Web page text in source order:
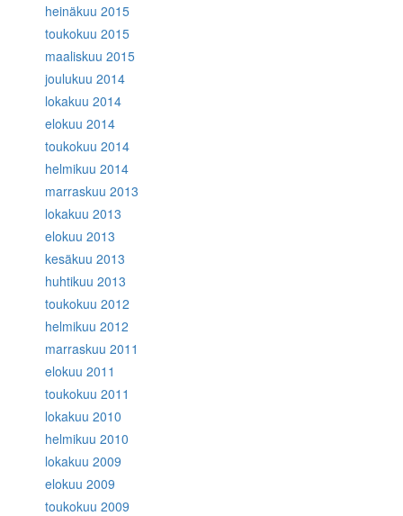
heinäkuu 2015
toukokuu 2015
maaliskuu 2015
joulukuu 2014
lokakuu 2014
elokuu 2014
toukokuu 2014
helmikuu 2014
marraskuu 2013
lokakuu 2013
elokuu 2013
kesäkuu 2013
huhtikuu 2013
toukokuu 2012
helmikuu 2012
marraskuu 2011
elokuu 2011
toukokuu 2011
lokakuu 2010
helmikuu 2010
lokakuu 2009
elokuu 2009
toukokuu 2009